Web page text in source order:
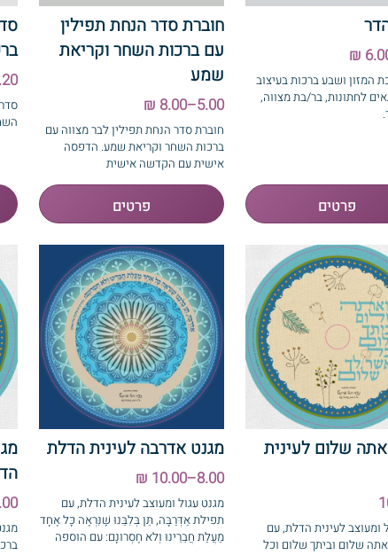
המזון ושבע ברכות בעיצוב
לחתונות, בר/בת מצווה,
חוברת סדר הנחת תפילין
עם ברכות השחר וקריאת
שמע
5.00–8.00 ₪
חוברת סדר הנחת תפילין לבר מצווה עם
ברכות השחר וקריאת שמע. הדפסה
אישית עם הקדשה אישית
₪
שלום לעינית
ומעוצב לעינית הדלת, עם
שלום וביתך שלום וכל
מגנט אדרבה לעינית הדלת
8.00–10.00 ₪
מגנט עגול ומעוצב לעינית הדלת, עם
תפילת אַדְּרַבָּה, תֵּן בְּלִבֵּנוּ שֶׁנִּרְאֶה כָּל אֶחָד
מַעֲלַת חֲבֵרֵינוּ וְלא חֶסְרונָם: עם הוספה
₪